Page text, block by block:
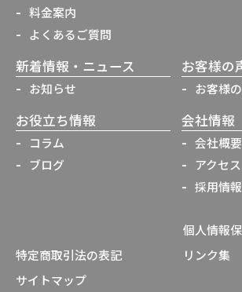
個人情報
特定商取引法の表記
リンク集
サイトマップ
料金案内
よくあるご質問
新着情報・ニュース
お知らせ
お客様の
お客様
お役立ち情報
コラム
ブログ
会社情報
会社概要
アクセス
採用情報